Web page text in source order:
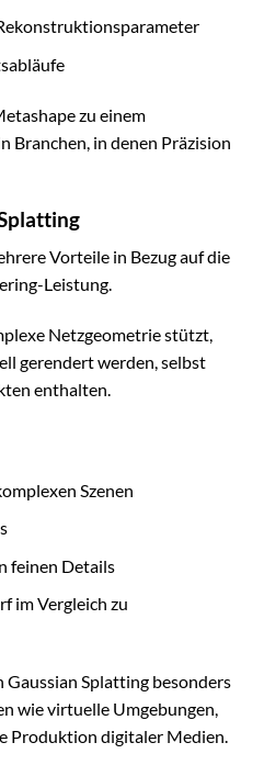
zu einem
Branchen, in denen Präzision
Vorteile in Bezug auf die
Leistung.
Netzgeometrie stützt,
gerendert werden, selbst
enthalten.
Szenen
feinen Details
im Vergleich zu
Gaussian Splatting besonders
wie virtuelle Umgebungen,
Produktion digitaler Medien.